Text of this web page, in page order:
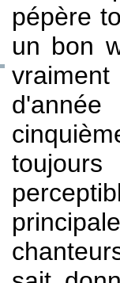
pépère
un bon